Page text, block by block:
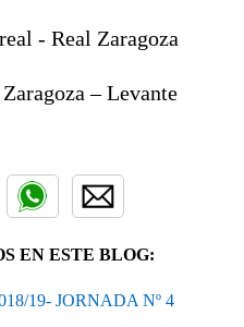
- Real Zaragoza
– Levante
EN ESTE BLOG:
19- JORNADA Nº 4